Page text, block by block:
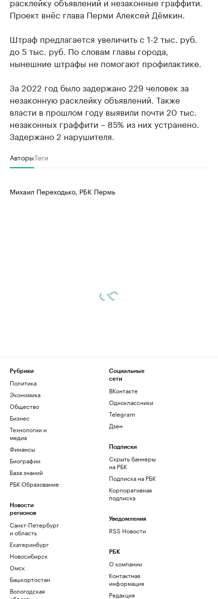
Проект внёс глава Перми Алексей Дёмкин.
Штраф предлагается увеличить с 1-2 тыс. руб.
до 5 тыс. руб. По словам главы города,
нынешние штрафы не помогают профилактике.
За 2022 год было задержано 229 человек за
незаконную расклейку объявлений. Также
власти в прошлом году выявили почти 20 тыс.
незаконных граффити – 85% из них устранено.
Задержано 2 нарушителя.
АвторыТеги
Михаил Переходько, РБК Пермь
Рубрики
Политика
Экономика
Общество
Бизнес
Технологии и
медиа
Финансы
Биографии
База знаний
РБК Образование
Новости
регионов
Санкт-Петербург
и область
Екатеринбург
Новосибирск
Омск
Башкортостан
Вологодская
Социальные
сети
ВКонтакте
Одноклассники
Telegram
Дзен
Подписки
Скрыть баннеры
на РБК
Подписка на РБК
Корпоративная
подписка
Уведомления
RSS Новости
РБК
О компании
Контактная
информация
Редакция